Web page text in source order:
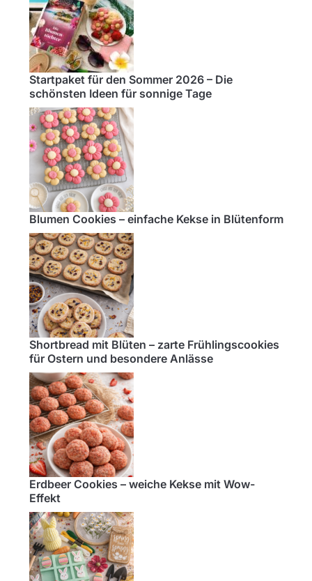
Startpaket für den Sommer 2026 – Die
schönsten Ideen für sonnige Tage
Blumen Cookies – einfache Kekse in Blütenform
Shortbread mit Blüten – zarte Frühlingscookies
für Ostern und besondere Anlässe
Erdbeer Cookies – weiche Kekse mit Wow-
Effekt